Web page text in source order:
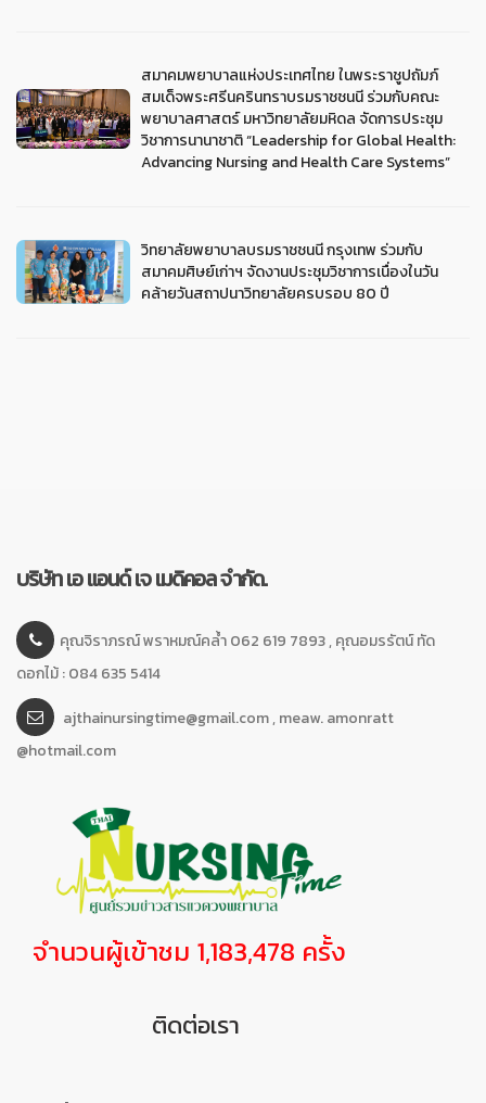
สมาคมพยาบาลแห่งประเทศไทย ในพระราชูปถัมภ์
สมเด็จพระศรีนครินทราบรมราชชนนี ร่วมกับคณะ
พยาบาลศาสตร์ มหาวิทยาลัยมหิดล จัดการประชุม
วิชาการนานาชาติ “Leadership for Global Health:
Advancing Nursing and Health Care Systems”
วิทยาลัยพยาบาลบรมราชชนนี กรุงเทพ ร่วมกับ
สมาคมศิษย์เก่าฯ จัดงานประชุมวิชาการเนื่องในวัน
คล้ายวันสถาปนาวิทยาลัยครบรอบ 80 ปี
บริษัท เอ แอนด์ เจ เมดิคอล จำกัด.
คุณจิราภรณ์ พราหมณ์คล้ำ 062 619 7893 , คุณอมรรัตน์ ทัด
ดอกไม้ : 084 635 5414
ajthainursingtime@gmail.com , meaw. amonratt
@hotmail.com
จำนวนผู้เข้าชม 1,183,478 ครั้ง
ติดต่อเรา